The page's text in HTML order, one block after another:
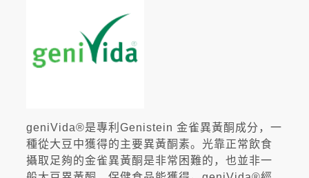
geniVida®是專利Genistein 金雀異黃酮成分，一
種從大豆中獲得的主要異黃酮素。光靠正常飲食
攝取足夠的金雀異黃酮是非常困難的，也並非一